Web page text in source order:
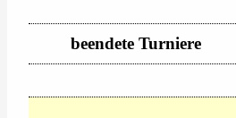
beendete Turniere